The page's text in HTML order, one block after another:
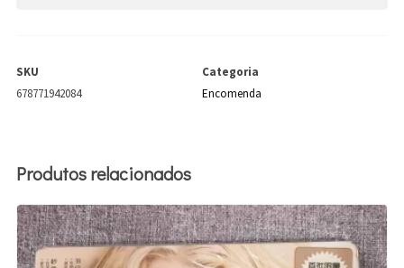
SKU
678771942084
Categoria
Encomenda
Produtos relacionados